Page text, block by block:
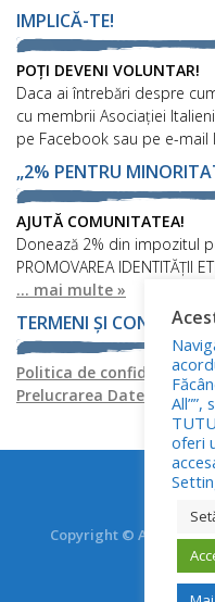
IMPLICĂ-TE!
POȚI DEVENI VOLUNTAR!
Daca ai întrebări despre
cu membrii Asociației
pe Facebook sau pe e-mail
„2% PENTRU
AJUTĂ COMUNITATEA!
Donează 2% din impozitul
PROMOVAREA IDENTITĂȚII
... mai multe »
TERMENI ȘI CONDIȚII
Politica de
Prelucrarea Datelor cu
Copyright © Asociația
Toate
oferi